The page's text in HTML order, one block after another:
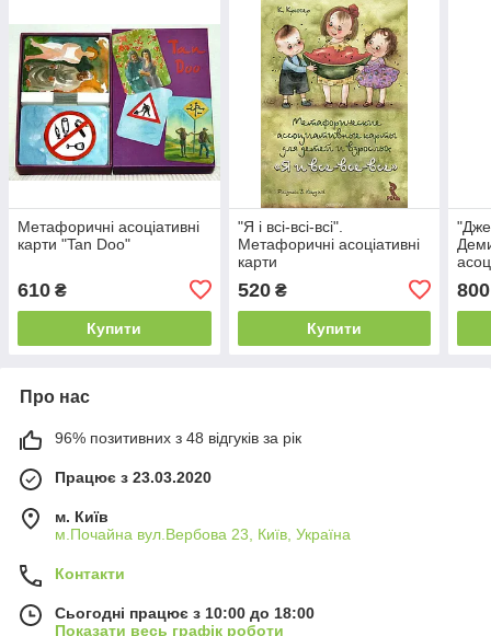
Метафоричні асоціативні
карти "Tan Doo"
610 ₴
Купити
"Я і всі-всі-всі".
Метафоричні асоціативні
карти
520₴
Купити
800
Про нас
96% позитивних з 48 відгуків за рік
Працює з 23.03.2020
м. Київ
м.Почайна вул.Вербова 23, Київ, Україна
Контакти
Сьогодні працює з 10:00 до 18:00
Показати весь графік роботи